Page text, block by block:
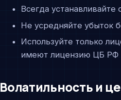
Всегда
Не усредняйте убыток
Используйте только
имеют лицензию ЦБ РФ
Волатильность и